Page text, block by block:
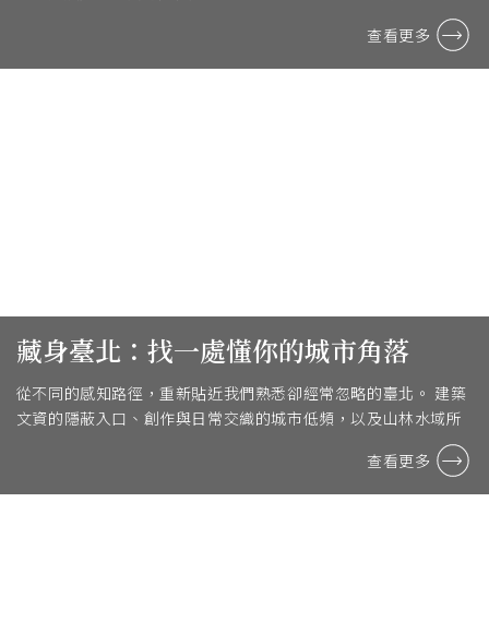
查看更多
藏身臺北：找一處懂你的城市角落
從不同的感知路徑，重新貼近我們熟悉卻經常忽略的臺北。 建築
文資的隱蔽入口、創作與日常交織的城市低頻，以及山林水域所
查看更多